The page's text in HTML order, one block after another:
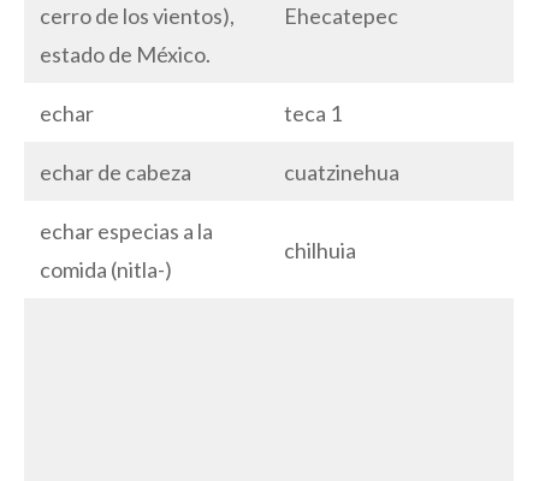
cerro de los vientos),
estado de México.
Ehecatepec
echar teca 1
echar de cabeza cuatzinehua
echar especias a la
comida (nitla-)
chilhuia